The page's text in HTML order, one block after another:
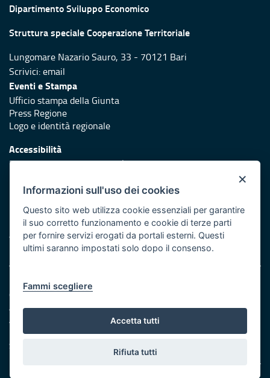
Dipartimento Sviluppo Economico
Struttura speciale Cooperazione Territoriale
Lungomare Nazario Sauro, 33 - 70121 Bari
Scrivici:email
Eventi e Stampa
Ufficio stampa della Giunta
Press Regione
Logo e identità regionale
Accessibilità
Dichiarazione di accessibilità
Redazione
Protezione civile
Vai al sito di Protezione Civile Puglia
Note legali
Cookie e privacy
Amministrazione trasparente
Atti di notifica
Feed RSS
Servizi Intranet
×
Informazioni sull'uso dei cookies
Questo sito web utilizza cookie essenziali per garantire
il suo corretto funzionamento e cookie di terze parti
per fornire servizi erogati da portali esterni. Questi
ultimi saranno impostati solo dopo il consenso.
Fammi scegliere
Accetta tutti
Rifiuta tutti